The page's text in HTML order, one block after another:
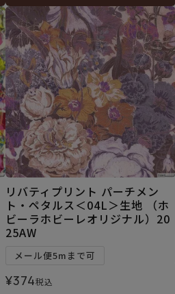
リバティプリント パーチメン
ト・ペタルス＜04L＞生地 （ホ
ビーラホビーレオリジナル）20
25AW
メール便5mまで可
¥374税込